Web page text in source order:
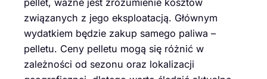
związanych z jego eksploatacją. Głównym
wydatkiem będzie zakup samego paliwa –
pelletu. Ceny pelletu mogą się różnić w
zależności od sezonu oraz lokalizacji